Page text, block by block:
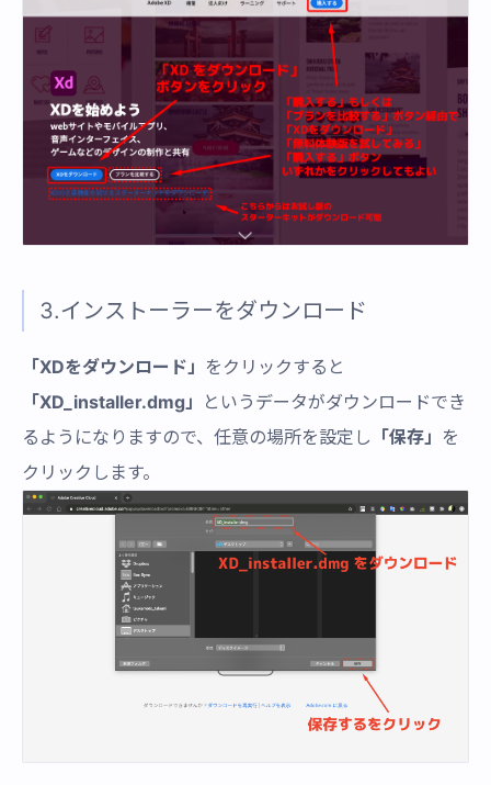
3.インストーラーをダウンロード
「XDをダウンロード」 をクリックすると
「XD_installer.dmg」
というデータがダウンロードでき
るようになりますので、任意の場所を設定し 「保存」 を
クリックします。